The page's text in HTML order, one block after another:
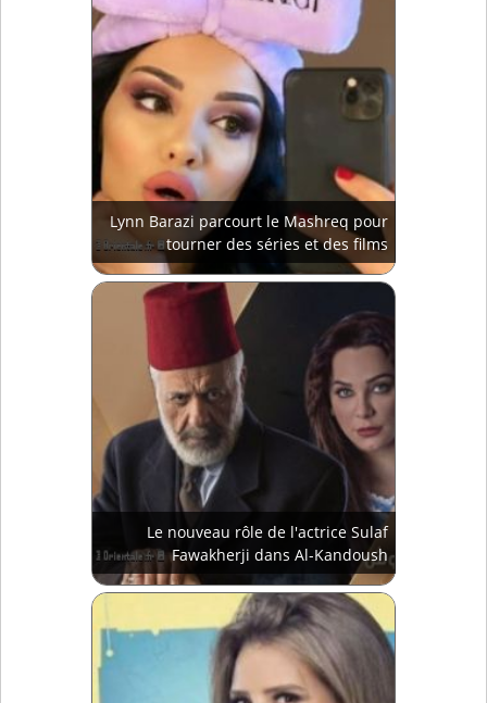
Lynn Barazi parcourt le Mashreq pour
tourner des séries et des films
Le nouveau rôle de l'actrice Sulaf
Fawakherji dans Al-Kandoush